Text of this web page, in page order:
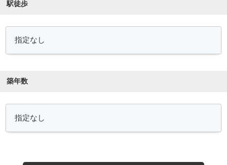
駅徒歩
築年数